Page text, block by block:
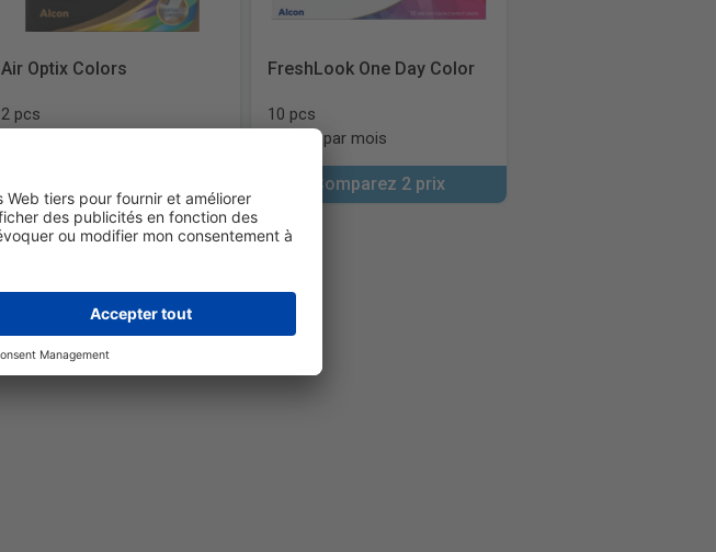
Air Optix Colors
2 pcs
FreshLook One Day Color
10 pcs
77,94 € par mois
Comparez 2 prix